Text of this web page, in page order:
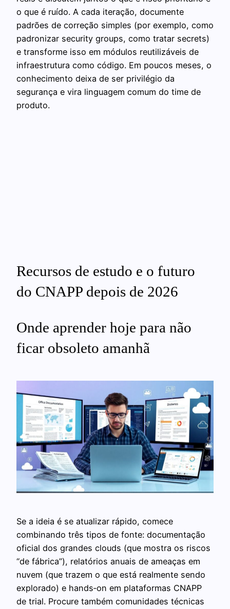
o que é ruído. A cada iteração, documente
padrões de correção simples (por exemplo, como
padronizar security groups, como tratar secrets)
e transforme isso em módulos reutilizáveis de
infraestrutura como código. Em poucos meses, o
conhecimento deixa de ser privilégio da
segurança e vira linguagem comum do time de
produto.
Recursos de estudo e o futuro
do CNAPP depois de 2026
Onde aprender hoje para não
ficar obsoleto amanhã
Se a ideia é se atualizar rápido, comece
combinando três tipos de fonte: documentação
oficial dos grandes clouds (que mostra os riscos
“de fábrica”), relatórios anuais de ameaças em
nuvem (que trazem o que está realmente sendo
explorado) e hands‑on em plataformas CNAPP
de trial. Procure também comunidades técnicas